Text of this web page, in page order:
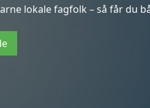
lokale fagfolk – så får du